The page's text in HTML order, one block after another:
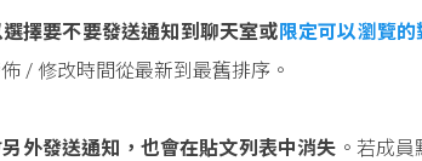
擇要不要發送通知到聊天室或 限定可以瀏覽的
/ 修改時間從最新到最舊排序。
外發送通知，也會在貼文列表中消失 。若成